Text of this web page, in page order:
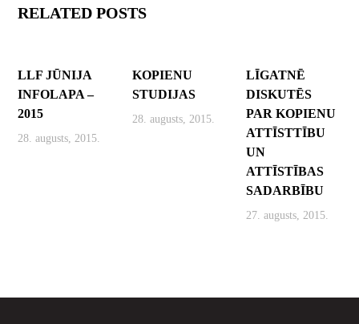
RELATED POSTS
LLF JŪNIJA
INFOLAPA –
2015
28. augusts, 2015.
KOPIENU
STUDIJAS
28. augusts, 2015.
LĪGATNĒ
DISKUTĒS
PAR KOPIENU
ATTĪSTTĪBU
UN
ATTĪSTĪBAS
SADARBĪBU
27. augusts, 2015.